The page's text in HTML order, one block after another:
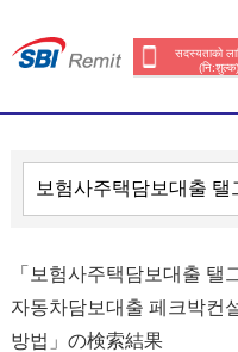
सदस्यताको
(नि:शुल्क)
「보험사주택담보대출
자동차담보대출 페크박컨
방법」の検索結果